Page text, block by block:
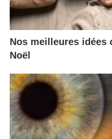
Nos meilleures idées
Noël